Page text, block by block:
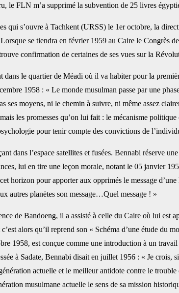
le FLN m’a supprimé la subvention de 25 livres
qui s’ouvre à Tachkent (URSS) le 1er octobre, la
se tiendra en ‎février 1959 au Caire le Congrès
confirmation de certaines de ses vues sur la
dans le quartier de Méadi où il va habiter pour la
1958 : « Le monde ‎musulman passe par une
ses moyens, ni le chemin à suivre, ni même assez
les promesses qu’on lui fait : le mécanisme
pour tenir compte des ‎convictions de
dans l’espace satellites et fusées. Bennabi réserve
lui en tire une leçon ‎morale, notant le 05 janvier
horizon pour apporter aux opprimés le message
autres planètes son message…Quel message ! »
de Bandoeng, il a assisté à celle du Caire où lui
alors qu’il ‎reprend son « Schéma d’une étude
1958, est conçue comme une introduction à un
à Sadate, Bennabi disait en juillet 1956 : « Je
actuelle et le ‎meilleur antidote contre le
musulmane actuelle le sens de sa mission